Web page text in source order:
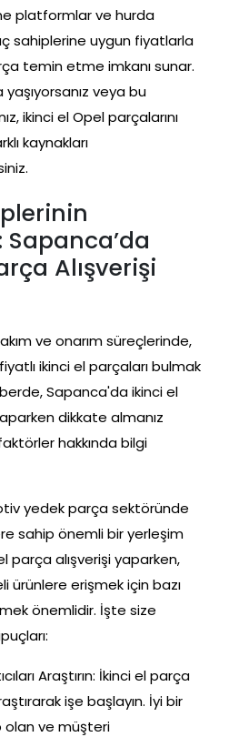
platformlar ve hurda
sahiplerine uygun fiyatlarla
temin etme imkanı sunar.
veya bu
ikinci el Opel parçalarını
kaynakları
Alışverişi
ve onarım süreçlerinde,
ikinci el parçaları bulmak
Sapanca'da ikinci el
dikkate almanız
hakkında bilgi
yedek parça sektöründe
sahip önemli bir yerleşim
parça alışverişi yaparken,
ürünlere erişmek için bazı
önemlidir. İşte size
Araştırın: İkinci el parça
işe başlayın. İyi bir
olan ve müşteri